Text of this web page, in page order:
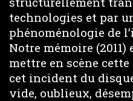
technologies et par
phénoménologie de
Notre mémoire
mettre en scène
cet incident du
vide, oublieux,